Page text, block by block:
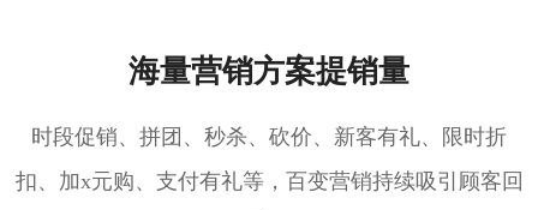
海量营销方案提销量
时段促销、拼团、秒杀、砍价、新客有礼、限时折
扣、加x元购、支付有礼等，百变营销持续吸引顾客回